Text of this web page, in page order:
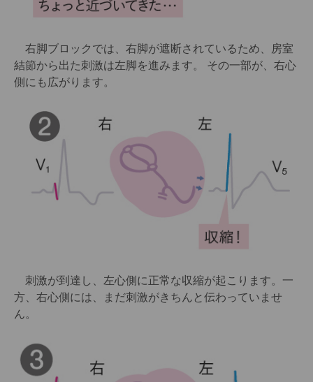
右脚ブロックでは、右脚が遮断されているため、房室
結節から出た刺激は左脚を進みます。 その一部が、右心
側にも広がります。
刺激が到達し、左心側に正常な収縮が起こります。一
方、右心側には、まだ刺激がきちんと伝わっていませ
ん。